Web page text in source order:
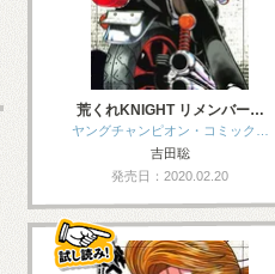
荒くれKNIGHT リメンバー…
ヤングチャンピオン・コミック…
吉田聡
発売日：2020.02.20